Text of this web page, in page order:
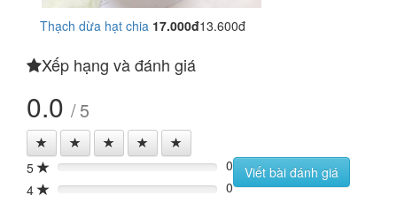
Thạch dừa hạt chia 17.000đ13.600đ
Xếp hạng và đánh giá
0.0 / 5
5 0%
0
4
0%
0
Viết bài đánh giá